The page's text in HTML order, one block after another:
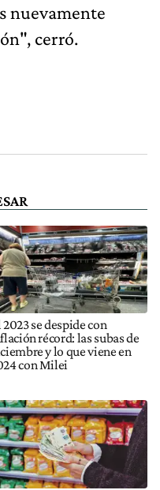
nuevamente
cerró.
2023 se despide con
récord: las subas de
y lo que viene en
con Milei